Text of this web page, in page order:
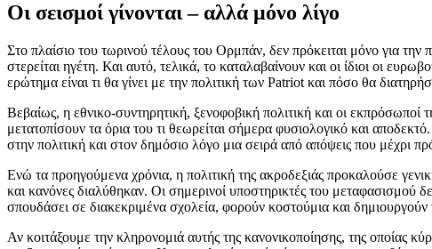
Οι σεισμοί γίνονται – αλλά μόνο λίγο
Στο πλαίσιο του τωρινού τέλους του Ορμπάν, δεν πρόκειται μόνο για
στερείται ηγέτη. Και αυτό, τελικά, το καταλαβαίνουν και οι ίδιοι οι
ερώτημα είναι τι θα γίνει με την πολιτική των Patriot και πόσο θα
Βεβαίως, η εθνικο-συντηρητική, ξενοφοβική πολιτική και οι
μετατοπίσουν τα όρια του τι θεωρείται σήμερα φυσιολογικό και
στην πολιτική και στον δημόσιο λόγο μια σειρά από απόψεις που μέχρι
Ενώ τα προηγούμενα χρόνια, η πολιτική της ακροδεξιάς προκαλούσε
και κανόνες διαλύθηκαν. Οι σημερινοί υποστηρικτές του
σπουδάσει σε διακεκριμένα σχολεία, φορούν κοστούμια και
Αν κοιτάξουμε την κληρονομιά αυτής της κανονικοποίησης, της οποίας